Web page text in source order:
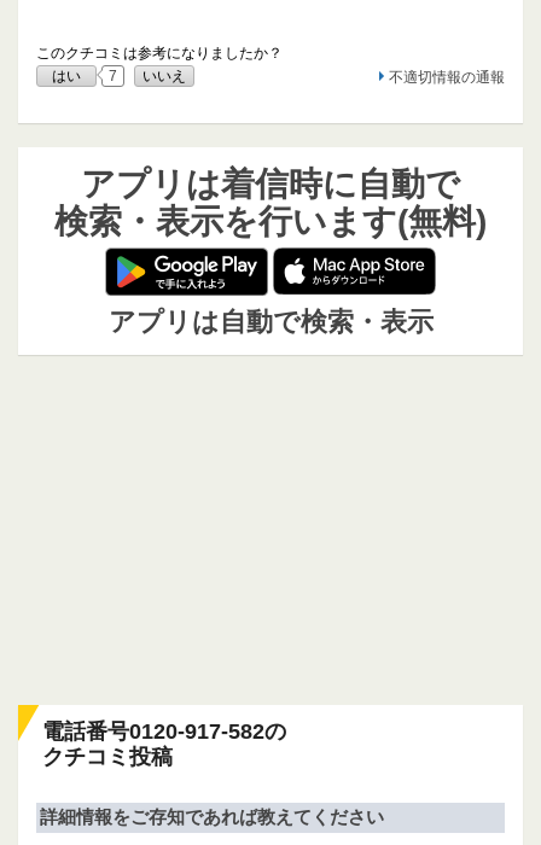
このクチコミは参考になりましたか？
はい
7 いいえ 不適切情報の通報
アプリは着信時に自動で
検索・表示を行います(無料)
アプリは自動で検索・表示
電話番号0120-917-582の
クチコミ投稿
詳細情報をご存知であれば教えてください